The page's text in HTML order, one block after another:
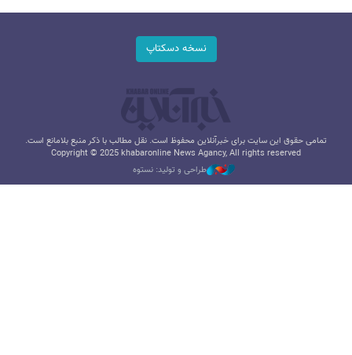
نسخه دسکتاپ
تمامی حقوق این سایت برای خبرآنلاین محفوظ است. نقل مطالب با ذکر منبع بلامانع است.
Copyright © 2025 khabaronline News Agancy, All rights reserved
طراحی و تولید: نستوه